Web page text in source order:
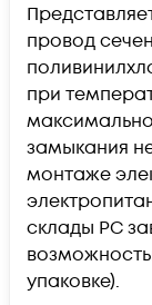
провод
при
замыкания
монтаже
склады РС
упаковке).